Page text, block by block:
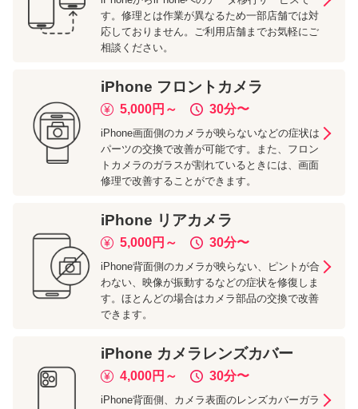
す。修理とは作業が異なるため一部店舗では対
応しておりません。ご利用店舗までお気軽にご
相談ください。
iPhone フロントカメラ
5,000円～ 30分〜
iPhone画面側のカメラが映らないなどの症状は
パーツの交換で改善が可能です。また、フロン
トカメラのガラスが割れているときには、画面
修理で改善することができます。
iPhone リアカメラ
5,000円～ 30分〜
iPhone背面側のカメラが映らない、ピントが合
わない、映像が振動するなどの症状を修復しま
す。ほとんどの場合はカメラ部品の交換で改善
できます。
iPhone カメラレンズカバー
4,000円～ 30分〜
iPhone背面側、カメラ表面のレンズカバーガラ